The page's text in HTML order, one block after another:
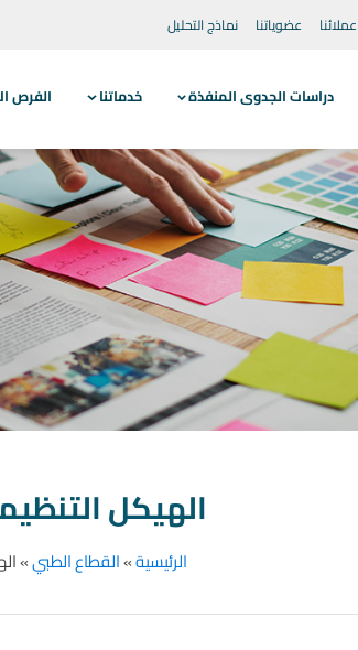
عملائنا عضوياتنا نماذج التحليل
دراسات الجدوى المنفذة خدماتنا الفرص
الهيكل
الرئيسية»القطاع الطبي»